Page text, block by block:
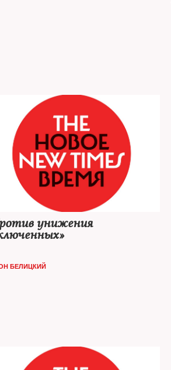
унижения
БЕЛИЦКИЙ